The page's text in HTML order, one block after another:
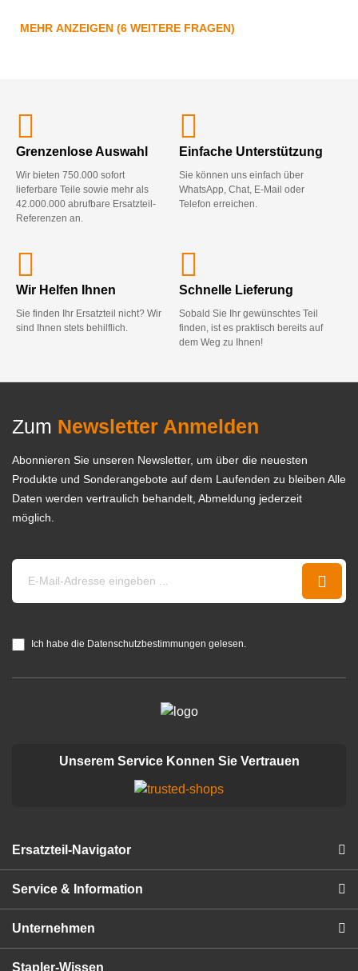
MEHR ANZEIGEN (6 WEITERE FRAGEN)
Grenzenlose Auswahl
Wir bieten 750.000 sofort
lieferbare Teile sowie mehr als
42.000.000 abrufbare Ersatzteil-
Referenzen an.
Einfache Unterstützung
Sie können uns einfach über
WhatsApp, Chat, E-Mail oder
Telefon erreichen.
Wir Helfen Ihnen
Sie finden Ihr Ersatzteil nicht? Wir
sind Ihnen stets behilflich.
Schnelle Lieferung
Sobald Sie Ihr gewünschtes Teil
finden, ist es praktisch bereits auf
dem Weg zu Ihnen!
Zum Newsletter Anmelden
Abonnieren Sie unseren Newsletter, um über die neuesten
Produkte und Sonderangebote auf dem Laufenden zu bleiben Alle
Daten werden vertraulich behandelt, Abmeldung jederzeit
möglich.
Ich habe die Datenschutzbestimmungen gelesen.
Unserem Service Konnen Sie Vertrauen
Ersatzteil-Navigator
Service & Information
Unternehmen
Stapler-Wissen